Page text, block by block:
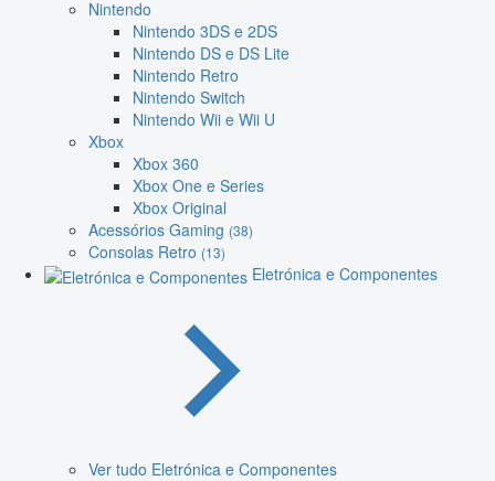
Nintendo
Nintendo 3DS e 2DS
Nintendo DS e DS Lite
Nintendo Retro
Nintendo Switch
Nintendo Wii e Wii U
Xbox
Xbox 360
Xbox One e Series
Xbox Original
Acessórios Gaming (38)
Consolas Retro (13)
Eletrónica e Componentes
Ver tudo Eletrónica e Componentes